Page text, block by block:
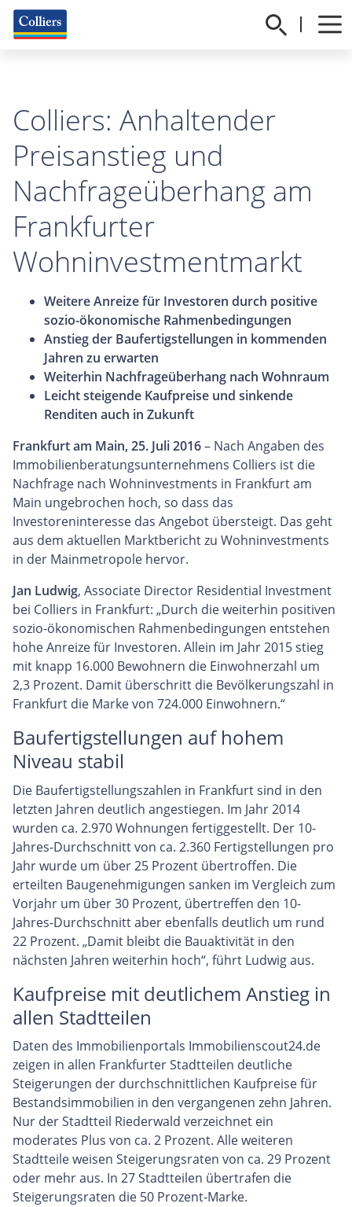
Colliers: Anhaltender
Preisanstieg und
Nachfrageüberhang am
Frankfurter
Wohninvestmentmarkt
Weitere Anreize für Investoren durch positive
sozio-ökonomische Rahmenbedingungen
Anstieg der Baufertigstellungen in kommenden
Jahren zu erwarten
Weiterhin Nachfrageüberhang nach Wohnraum
Leicht steigende Kaufpreise und sinkende
Renditen auch in Zukunft
Frankfurt am Main, 25. Juli 2016– Nach Angaben des
Immobilienberatungsunternehmens Colliers ist die
Nachfrage nach Wohninvestments in Frankfurt am
Main ungebrochen hoch, so dass das
Investoreninteresse das Angebot übersteigt. Das geht
aus dem aktuellen Marktbericht zu Wohninvestments
in der Mainmetropole hervor.
Jan Ludwig, Associate Director Residential Investment
bei Colliers in Frankfurt: „Durch die weiterhin positiven
sozio-ökonomischen Rahmenbedingungen entstehen
hohe Anreize für Investoren. Allein im Jahr 2015 stieg
mit knapp 16.000 Bewohnern die Einwohnerzahl um
2,3 Prozent. Damit überschritt die Bevölkerungszahl in
Frankfurt die Marke von 724.000 Einwohnern.“
Baufertigstellungen auf hohem
Niveau stabil
Die Baufertigstellungszahlen in Frankfurt sind in den
letzten Jahren deutlich angestiegen. Im Jahr 2014
wurden ca. 2.970 Wohnungen fertiggestellt. Der 10-
Jahres-Durchschnitt von ca. 2.360 Fertigstellungen pro
Jahr wurde um über 25 Prozent übertroffen. Die
erteilten Baugenehmigungen sanken im Vergleich zum
Vorjahr um über 30 Prozent, übertreffen den 10-
Jahres-Durchschnitt aber ebenfalls deutlich um rund
22 Prozent. „Damit bleibt die Bauaktivität in den
nächsten Jahren weiterhin hoch“, führt Ludwig aus.
Kaufpreise mit deutlichem Anstieg in
allen Stadtteilen
Daten des Immobilienportals Immobilienscout24.de
zeigen in allen Frankfurter Stadtteilen deutliche
Steigerungen der durchschnittlichen Kaufpreise für
Bestandsimmobilien in den vergangenen zehn Jahren.
Nur der Stadtteil Riederwald verzeichnet ein
moderates Plus von ca. 2 Prozent. Alle weiteren
Stadtteile weisen Steigerungsraten von ca. 29 Prozent
oder mehr aus. In 27 Stadtteilen übertrafen die
Steigerungsraten die 50 Prozent-Marke.